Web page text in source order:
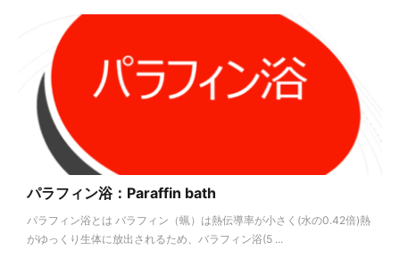
パラフィン浴：Paraffin bath
パラフィン浴とは バラフィン（蝋）は熱伝導率が小さく(水の0.42倍)熱
がゆっくり生体に放出されるため、バラフィン浴(5 ...